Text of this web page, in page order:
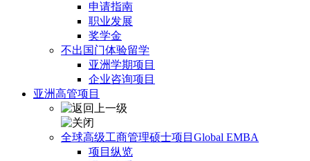
申请指南
职业发展
奖学金
不出国门体验留学
亚洲学期项目
企业咨询项目
亚洲高管项目
全球高级工商管理硕士项目Global EMBA
项目纵览